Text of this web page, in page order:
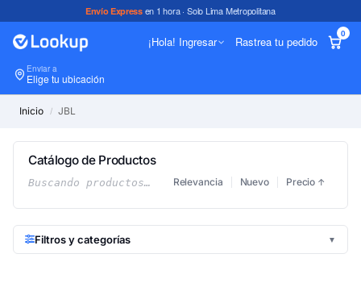
Envío Expressen 1 hora · Solo Lima Metropolitana
¡Hola! Ingresar Rastrea tu pedido
0
Enviar a
Elige tu ubicación
Inicio / JBL
Catálogo de Productos
Buscando productos… Relevancia Nuevo Precio ↑
Filtros y categorías ▼